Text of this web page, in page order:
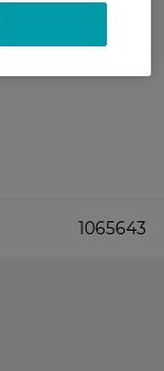
1065643